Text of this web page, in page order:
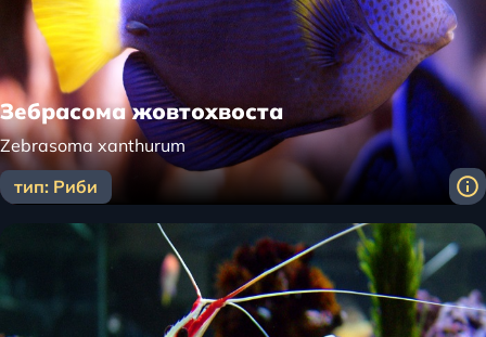
Зебрасома жовтохвоста
Zebrasoma xanthurum
тип: Риби